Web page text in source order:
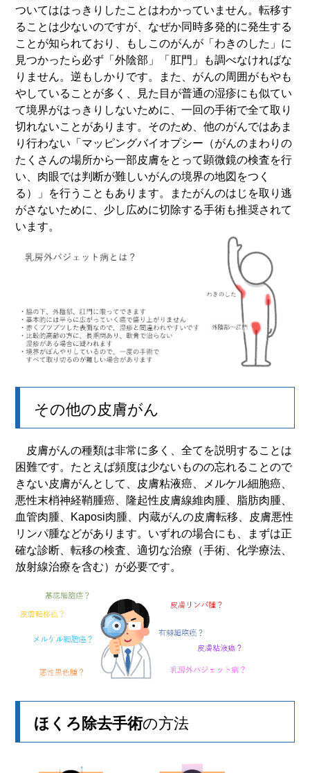
ついてははっきりしたことはわかっていません。転移す
ることは少ないのですが、なぜか同時多発的に発生する
ことが知られており、もしこのがんが「わきのした」に
見つかったら必ず「外陰部」「肛門」も調べなければな
りません。逆もしかりです。また、がんの周囲がもやも
やしていることが多く、見た目が普通の湿疹にも似てい
て境界がはっきりしないために、一回の手術で全て取り
切れないことがあります。そのため、他のがんではあま
り行わない「マッピングバイオプシー（がんのまわりの
たくさんの場所から一部皮膚をとって顕微鏡の検査を行
い、肉眼では判断が難しいがんの境界の地図をつく
る）」を行うこともあります。またがんのはじを取り逃
がさないために、少し広めに切除する手術も推奨されて
います。
その他の皮膚がん
皮膚がんの種類は非常に多く、全てを説明することは
困難です。たとえば頻度は少ないものの忘れることので
きない皮膚がんとして、皮膚粘液癌、メルケル細胞癌、
悪性末梢神経鞘腫癌、隆起性皮膚線維肉腫、脂肪肉腫、
血管肉腫、Kaposi肉腫、内蔵がんの皮膚転移、皮膚悪性
リンパ腫などがあります。いずれの場合にも、まずは正
確な診断、転移の検査、適切な治療（手術、化学療法、
放射線治療を含む）が必要です。
ほくろ除去手術の方法